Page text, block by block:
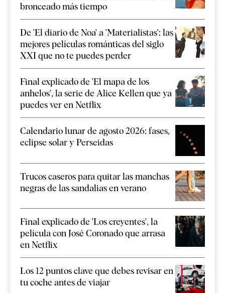
bronceado más tiempo
De 'El diario de Noa' a 'Materialistas': las
mejores películas románticas del siglo
XXI que no te puedes perder
Final explicado de 'El mapa de los
anhelos', la serie de Alice Kellen que ya
puedes ver en Netflix
Calendario lunar de agosto 2026: fases,
eclipse solar y Perseidas
Trucos caseros para quitar las manchas
negras de las sandalias en verano
Final explicado de 'Los creyentes', la
película con José Coronado que arrasa
en Netflix
Los 12 puntos clave que debes revisar en
tu coche antes de viajar